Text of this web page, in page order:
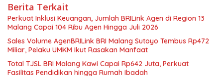
Berita Terkait
Perkuat Inklusi Keuangan, Jumlah BRILink Agen di Region 13
Malang Capai 104 Ribu Agen Hingga Juli 2026
Sales Volume AgenBRILink BRI Malang Sutoyo Tembus Rp472
Miliar, Pelaku UMKM Ikut Rasakan Manfaat
Total TJSL BRI Malang Kawi Capai Rp642 Juta, Perkuat
Fasilitas Pendidikan hingga Rumah Ibadah